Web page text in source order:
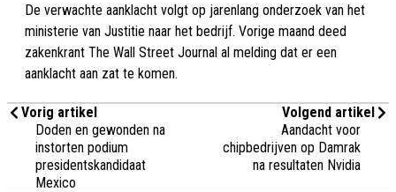
De verwachte aanklacht volgt op jarenlang onderzoek van het
ministerie van Justitie naar het bedrijf. Vorige maand deed
zakenkrant The Wall Street Journal al melding dat er een
aanklacht aan zat te komen.
Vorig artikel
Doden en gewonden na
instorten podium
presidentskandidaat
Mexico
Volgend artikel
Aandacht voor
chipbedrijven op Damrak
na resultaten Nvidia